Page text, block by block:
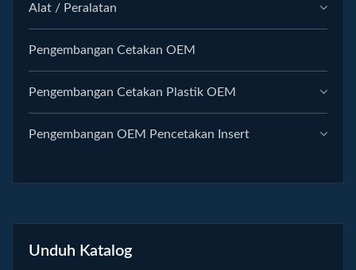
Alat / Peralatan
Pengembangan Cetakan OEM
Pengembangan Cetakan Plastik OEM
Pengembangan OEM Pencetakan Insert
Unduh Katalog